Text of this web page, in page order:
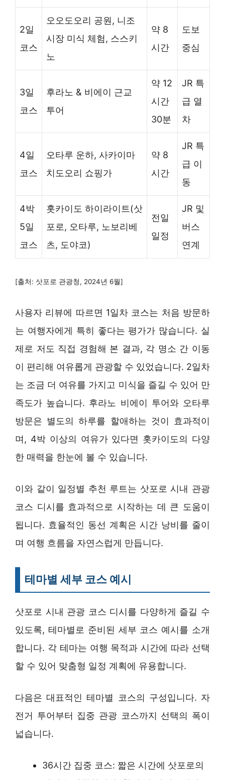
2일
코스
오오도오리 공원, 니조
시장 미식 체험, 스스키
노
약 8
시간
도보
중심
3일
코스
후라노 & 비에이 근교
투어
약 12
시간
30분
JR 특
급 열
차
4일
코스
오타루 운하, 사카이마
치도오리 쇼핑가
약 8
시간
JR 특
급 이
동
4박
5일
코스
홋카이도 하이라이트(삿
포로, 오타루, 노보리베
츠, 도야코)
전일
일정
JR 및
버스
연계
[출처: 삿포로 관광청, 2024년 6월]
사용자 리뷰에 따르면 1일차 코스는 처음 방문하
는 여행자에게 특히 좋다는 평가가 많습니다. 실
제로 저도 직접 경험해 본 결과, 각 명소 간 이동
이 편리해 여유롭게 관광할 수 있었습니다. 2일차
는 조금 더 여유를 가지고 미식을 즐길 수 있어 만
족도가 높습니다. 후라노 비에이 투어와 오타루
방문은 별도의 하루를 할애하는 것이 효과적이
며, 4박 이상의 여유가 있다면 홋카이도의 다양
한 매력을 한눈에 볼 수 있습니다.
이와 같이 일정별 추천 루트는 삿포로 시내 관광
코스 디시를 효과적으로 시작하는 데 큰 도움이
됩니다. 효율적인 동선 계획은 시간 낭비를 줄이
며 여행 흐름을 자연스럽게 만듭니다.
테마별 세부 코스 예시
삿포로 시내 관광 코스 디시를 다양하게 즐길 수
있도록, 테마별로 준비된 세부 코스 예시를 소개
합니다. 각 테마는 여행 목적과 시간에 따라 선택
할 수 있어 맞춤형 일정 계획에 유용합니다.
다음은 대표적인 테마별 코스의 구성입니다. 자
전거 투어부터 집중 관광 코스까지 선택의 폭이
넓습니다.
36시간 집중 코스: 짧은 시간에 삿포로의